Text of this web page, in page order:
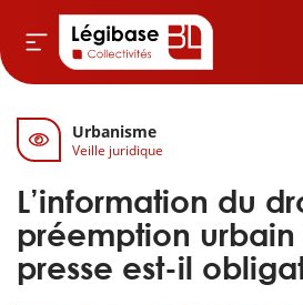
& Cimetières
& Élu local
Finances locales
Urbanisme
Veille juridique
L’information du
préemption
presse est-il